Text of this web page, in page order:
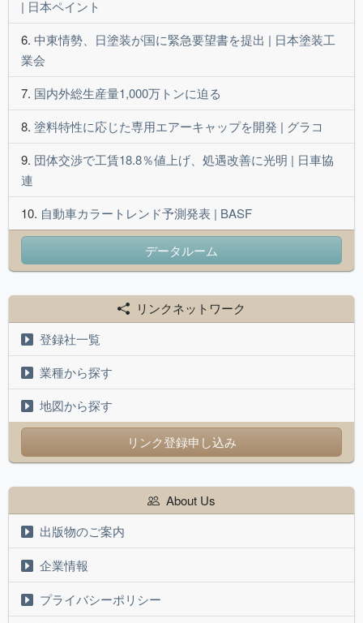
| 日本ペイント
中東情勢、日塗装が国に緊急要望書を提出 | 日本塗装工
業会
国内外総生産量1,000万トンに迫る
塗料特性に応じた専用エアーキャップを開発 | グラコ
団体交渉で工賃18.8％値上げ、処遇改善に光明 | 日車協
連
自動車カラートレンド予測発表 | BASF
データルーム
リンクネットワーク
登録社一覧
業種から探す
地図から探す
リンク登録申し込み
About Us
出版物のご案内
企業情報
プライバシーポリシー